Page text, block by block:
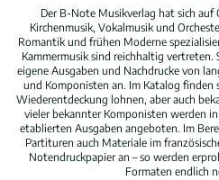
Der B-Note Musikverlag hat sich auf
Kirchenmusik, Vokalmusik und
Romantik und frühen Moderne
Kammermusik sind reichhaltig
eigene Ausgaben und Nachdrucke von
und Komponisten an. Im Katalog finden
Wiederentdeckung lohnen, aber auch
vieler bekannter Komponisten werden
etablierten Ausgaben angeboten. Im
Partituren auch Materiale im
Notendruckpapier an – so werden
Formaten endlich